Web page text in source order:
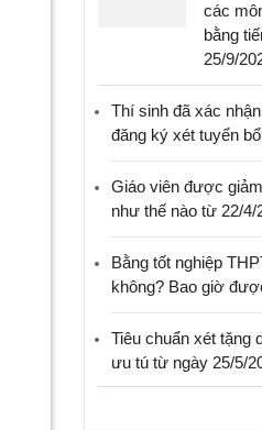
các
bằng
25/9/
Thí sinh đã xác
đăng ký xét tuyển
Giáo viên được
như thế nào từ 22/4/
Bằng tốt nghiệp
không? Bao giờ
Tiêu chuẩn xét tặng
ưu tú từ ngày 25/5/